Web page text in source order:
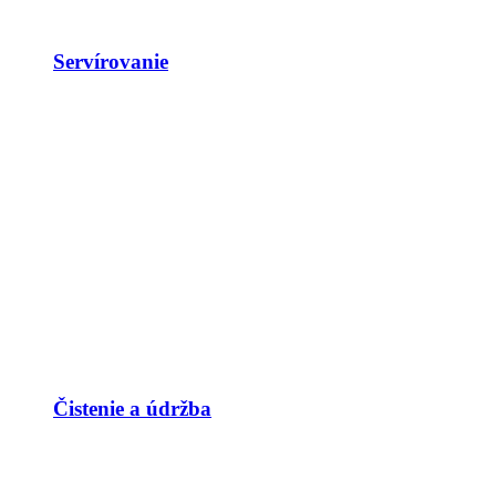
Servírovanie
Čistenie a údržba